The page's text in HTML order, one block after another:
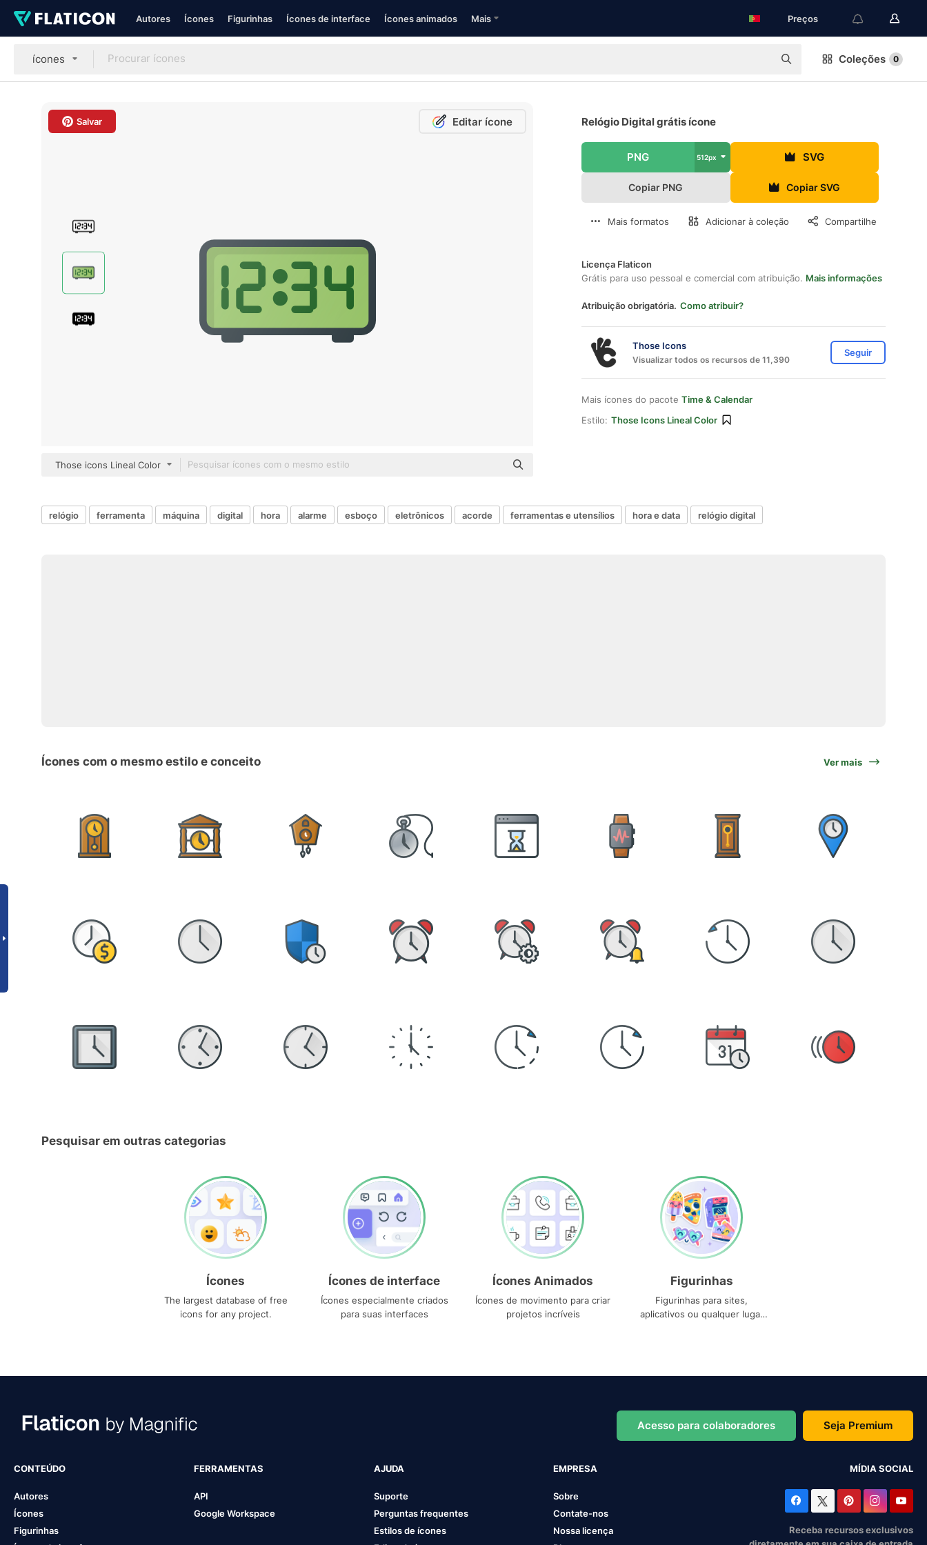
Autores Ícones Figurinhas Ícones de interface Ícones animados Mais Preços
ícones Coleções 0
Salvar Editar ícone
Those icons Lineal Color
Relógio Digital grátis ícone
PNG 512px SVG
Copiar PNG Copiar SVG
Mais formatos Adicionar à coleção Compartilhe
Licença Flaticon
Grátis para uso pessoal e comercial com atribuição. Mais informações
Atribuição obrigatória. Como atribuir?
Those Icons
Visualizar todos os recursos de 11,390
Seguir
Mais ícones do pacote Time & Calendar
Estilo: Those Icons Lineal Color
relógio ferramenta máquina digital hora alarme esboço eletrônicos acorde ferramentas e utensílios hora e data relógio digital
Ícones com o mesmo estilo e conceito Ver mais
Pesquisar em outras categorias
Ícones
The largest database of free
icons for any project.
Ícones de interface
Ícones especialmente criados
para suas interfaces
Ícones Animados
Ícones de movimento para criar
projetos incríveis
Figurinhas
Figurinhas para sites,
aplicativos ou qualquer lugar
Acesso para colaboradores Seja Premium
CONTEÚDO
Autores
Ícones
Figurinhas
FERRAMENTAS
API
Google Workspace
AJUDA
Suporte
Perguntas frequentes
Estilos de ícones
EMPRESA
Sobre
Contate-nos
Nossa licença
MÍDIA SOCIAL
Receba recursos exclusivos